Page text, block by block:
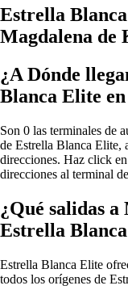
Estrella
Magdalena de
¿A Dónde
Blanca Elite
Son 0 las terminales de
de Estrella Blanca Elite,
direcciones. Haz click
direcciones al terminal
¿Qué salidas
Estrella
Estrella Blanca Elite
todos los orígenes de